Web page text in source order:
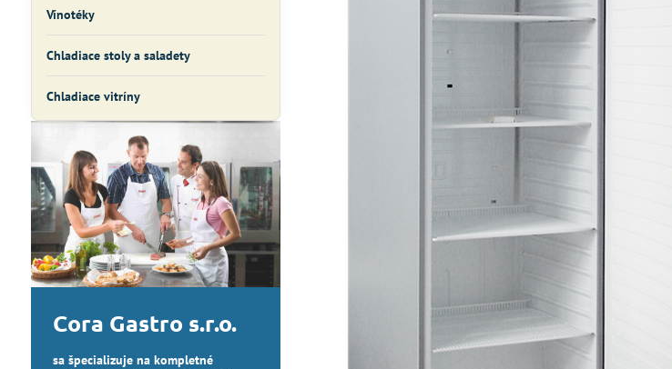
Vínotéky
Chladiace stoly a saladety
Chladiace vitríny
Cora Gastro s.r.o.
sa špecializuje na kompletné